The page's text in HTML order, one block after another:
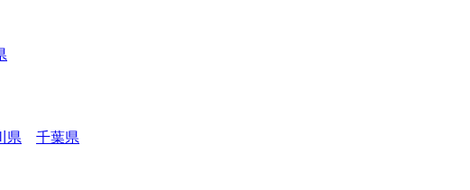
県 千葉県